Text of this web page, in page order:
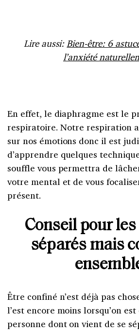
Lire aussi:Bien-être: 6
l’anxiété
En effet, le diaphragme est le
respiratoire. Notre respiration
sur nos émotions donc il est
d’apprendre quelques
souffle vous permettra de
votre mental et de vous
présent.
Conseil pour
séparés mais
Être confiné n’est déjà pas
l’est encore moins lorsqu’on
personne dont on vient de se